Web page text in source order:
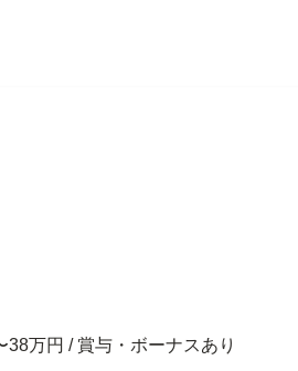
38万円 / 賞与・ボーナスあり